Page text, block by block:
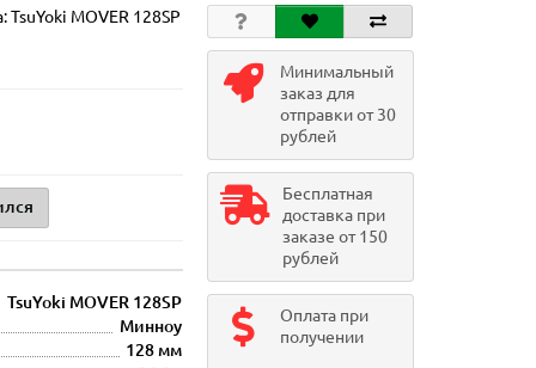
TsuYoki MOVER 128SP
TsuYoki MOVER 128SP
Минноу
128 мм
Минимальный
заказ для
отправки от 30
рублей
Бесплатная
доставка при
заказе от 150
рублей
Оплата при
получении